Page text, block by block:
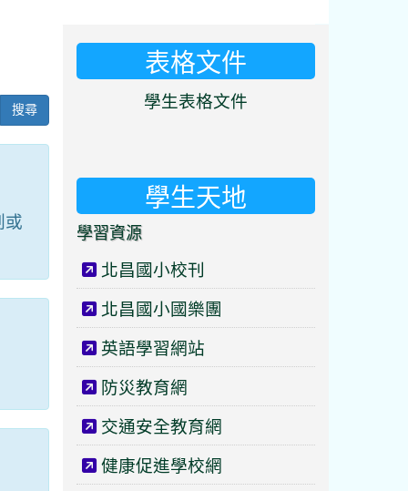
搜尋
或
表格文件
學生表格文件
學生天地
學習資源
北昌國小校刊
北昌國小國樂團
英語學習網站
防災教育網
交通安全教育網
健康促進學校網